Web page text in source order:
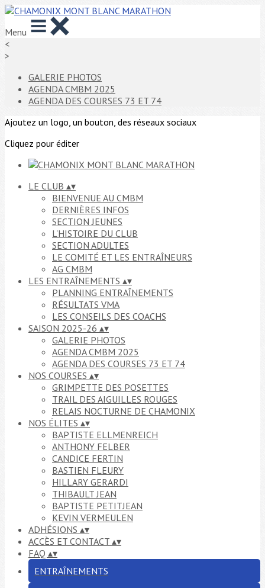
Menu
<
>
GALERIE PHOTOS
AGENDA CMBM 2025
AGENDA DES COURSES 73 ET 74
Ajoutez un logo, un bouton, des réseaux sociaux
Cliquez pour éditer
LE CLUB ▴▾
BIENVENUE AU CMBM
DERNIÈRES INFOS
SECTION JEUNES
L'HISTOIRE DU CLUB
SECTION ADULTES
LE COMITÉ ET LES ENTRAÎNEURS
AG CMBM
LES ENTRAÎNEMENTS ▴▾
PLANNING ENTRAÎNEMENTS
RÉSULTATS VMA
LES CONSEILS DES COACHS
SAISON 2025-26 ▴▾
GALERIE PHOTOS
AGENDA CMBM 2025
AGENDA DES COURSES 73 ET 74
NOS COURSES ▴▾
GRIMPETTE DES POSETTES
TRAIL DES AIGUILLES ROUGES
RELAIS NOCTURNE DE CHAMONIX
NOS ÉLITES ▴▾
BAPTISTE ELLMENREICH
ANTHONY FELBER
CANDICE FERTIN
BASTIEN FLEURY
HILLARY GERARDI
THIBAULT JEAN
BAPTISTE PETITJEAN
KEVIN VERMEULEN
ADHÉSIONS ▴▾
ACCÈS ET CONTACT ▴▾
FAQ ▴▾
ENTRAÎNEMENTS